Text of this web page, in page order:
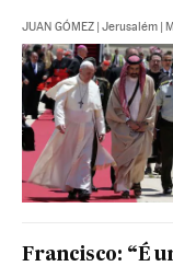
JUAN GÓMEZ | Jerusalém |
Francisco: “É